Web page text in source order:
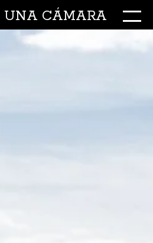
UNA CÁMARA
Ir
al